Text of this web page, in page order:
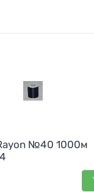
№40 1000м